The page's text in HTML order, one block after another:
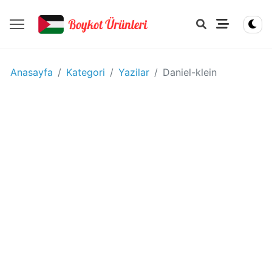
YIYECEK
Anasayfa Kategori Yazilar Daniel-klein